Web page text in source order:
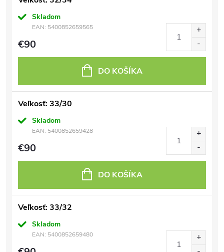
Skladom
EAN: 5400852659565
€90
DO KOŠÍKA
Veľkosť: 33/30
Skladom
EAN: 5400852659428
€90
DO KOŠÍKA
Veľkosť: 33/32
Skladom
EAN: 5400852659480